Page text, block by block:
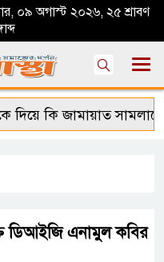
০৯ অগাস্ট ২০২৬, ২৫ শ্রাবণ
কি জামায়াত সামলাতে
ডিআইজি এনামুল কবির